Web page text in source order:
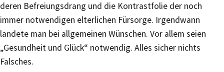
deren Befreiungsdrang und die Kontrastfolie der noch
immer notwendigen elterlichen Fürsorge. Irgendwann
landete man bei allgemeinen Wünschen. Vor allem seien
„Gesundheit und Glück“ notwendig. Alles sicher nichts
Falsches.